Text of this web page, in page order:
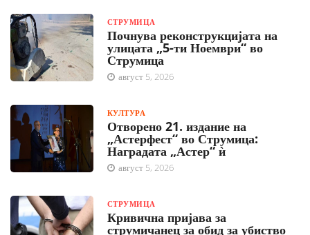
СТРУМИЦА
Почнува реконструкцијата на
улицата „5-ти Ноември“ во
Струмица
август 5, 2026
КУЛТУРА
Отворено 21. издание на
„Астерфест“ во Струмица:
Наградата „Астер“ ѝ
август 5, 2026
СТРУМИЦА
Кривична пријава за
струмичанец за обид за убиство